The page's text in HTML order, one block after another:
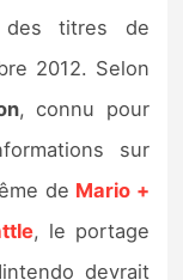
titres de
2012. Selon
, connu pour
sur
de Mario +
, le portage
devrait